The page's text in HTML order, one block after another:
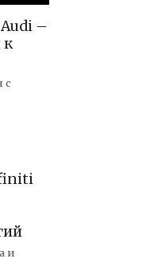
–
к
с
и